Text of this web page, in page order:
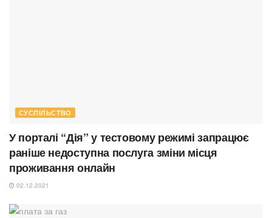
СУСПІЛЬСТВО
У порталі “Дія” у тестовому режимі запрацює
раніше недоступна послуга зміни місця
проживання онлайн
02.12.2021